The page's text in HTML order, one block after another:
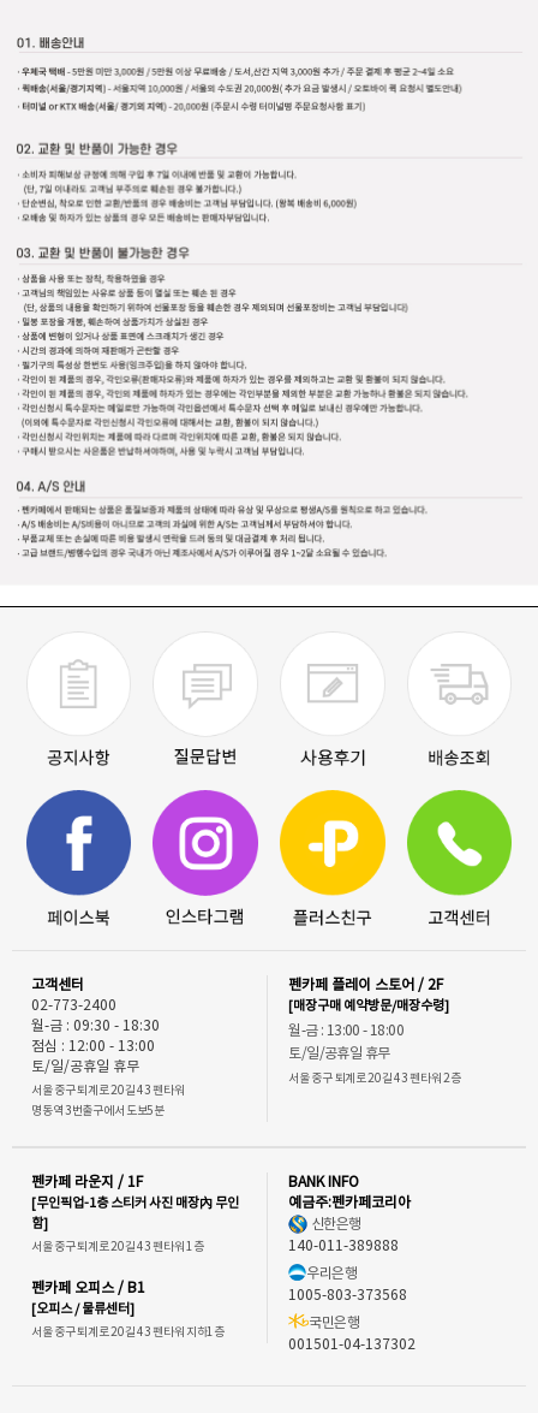
고객센터
02-773-2400
월-금 : 09:30 - 18:30
점심 : 12:00 - 13:00
토/일/공휴일 휴무
서울 중구 퇴계로 20길 43 펜타워
명동역 3번출구에서 도보5분
펜카페 플레이 스토어 / 2F
[매장구매 예약방문/매장수령]
월-금 : 13:00 - 18:00
토/일/공휴일 휴무
서울 중구 퇴계로 20길 43 펜타워 2층
펜카페 라운지 / 1F
[무인픽업-1층 스티커 사진 매장內 무인
함]
서울 중구 퇴계로 20길 43 펜타워 1층
펜카페 오피스 / B1
[오피스 / 물류센터]
서울 중구 퇴계로 20길 43 펜타워 지하1층
BANK INFO
예금주:펜카페코리아
신한은행
140-011-389888
우리은행
1005-803-373568
국민은행
001501-04-137302